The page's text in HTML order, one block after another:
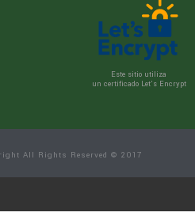
Este sitio utiliza
un certificado Let’s Encrypt
All Rights Reserved © 2017